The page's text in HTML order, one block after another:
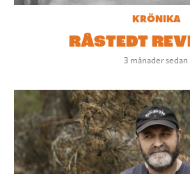
KRÖNIKA
RÅSTEDT
3 månader sedan